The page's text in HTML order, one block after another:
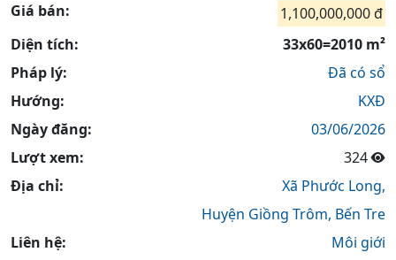
Giá bán:
1,100,000,000 đ
Diện tích:
33x60=2010 m²
Pháp lý:
Đã có sổ
Hướng:
KXĐ
Ngày đăng:
03/06/2026
Lượt xem:
324
Địa chỉ:
Xã Phước Long,
Huyện Giồng Trôm, Bến Tre
Liên hệ:
Môi giới